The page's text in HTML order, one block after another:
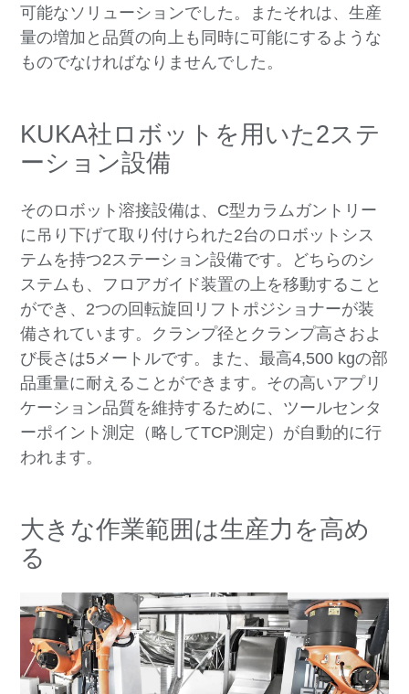
可能なソリューションでした。またそれは、生産
量の増加と品質の向上も同時に可能にするような
ものでなければなりませんでした。
KUKA社ロボットを用いた2ステ
ーション設備
そのロボット溶接設備は、C型カラムガントリー
に吊り下げて取り付けられた2台のロボットシス
テムを持つ2ステーション設備です。どちらのシ
ステムも、フロアガイド装置の上を移動すること
ができ、2つの回転旋回リフトポジショナーが装
備されています。クランプ径とクランプ高さおよ
び長さは5メートルです。また、最高4,500 kgの部
品重量に耐えることができます。その高いアプリ
ケーション品質を維持するために、ツールセンタ
ーポイント測定（略してTCP測定）が自動的に行
われます。
大きな作業範囲は生産力を高め
る